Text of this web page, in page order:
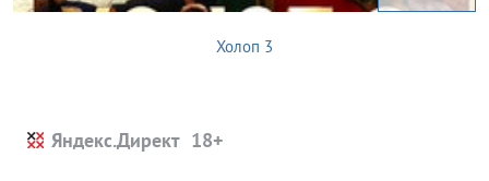
Холоп 3
Яндекс.Директ